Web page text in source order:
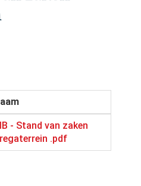
- Stand van zaken
.pdf